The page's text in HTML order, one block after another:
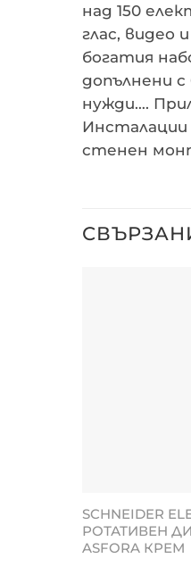
над 150
глас, видео
богатия
допълнени с
нужди….
Инсталации
стенен
SCHNEIDER
РОТАТИВЕН
ASFORA КРЕМ